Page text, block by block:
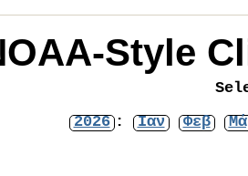
Style
2026 : Ιαν Φεβ